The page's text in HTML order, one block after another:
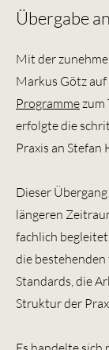
Übergabe
Mit der
Markus Götz auf
Programmezum
erfolgte die
Praxis an Stefan
Dieser
längeren
fachlich
die
Standards, die
Struktur der